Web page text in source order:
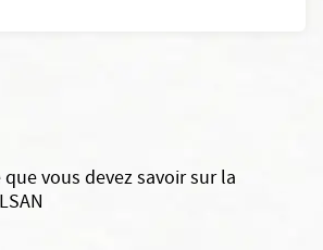
vous devez savoir sur la